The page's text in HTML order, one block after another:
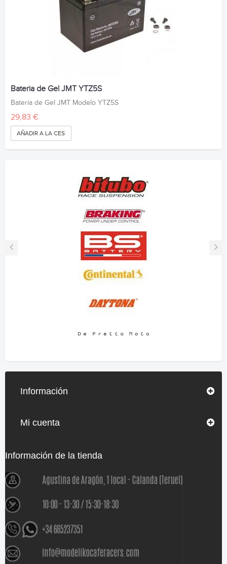
Bateria de Gel JMT YTZ5S
Batería de Gel JMT Modelo YTZ5S
29,83 €
AÑADIR A LA CESTA
Información
Mi cuenta
Información de la tienda